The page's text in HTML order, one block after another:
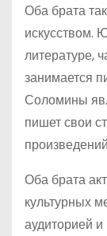
Оба брата
искусством.
литературе,
занимается
Соломины
пишет свои
Оба брата
культурных
аудиторией